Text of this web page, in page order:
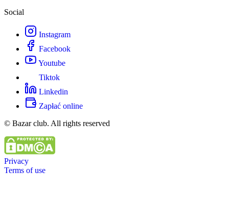
Social
Instagram
Facebook
Youtube
Tiktok
Linkedin
Zapłać online
© Bazar club. All rights reserved
Privacy
Terms of use